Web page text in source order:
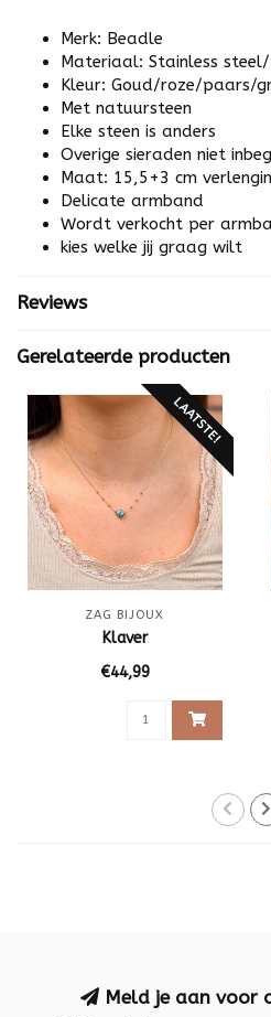
Merk: Beadle
Materiaal: Stainless
Kleur: Goud/roze/paars/
Met natuursteen
Elke steen is anders
Overige sieraden niet
Maat: 15,5+3 cm
Delicate armband
Wordt verkocht per
kies welke jij graag wilt
Reviews
Gerelateerde producten
LAATSTE!
ZAG BIJOUX
Klaver
€44,99
Meld je aan voor